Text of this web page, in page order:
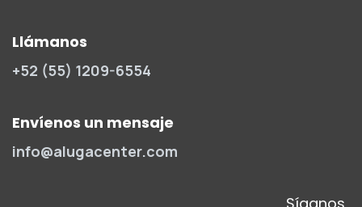
Llámanos
+52 (55) 1209-6554
Envíenos un mensaje
info@alugacenter.com